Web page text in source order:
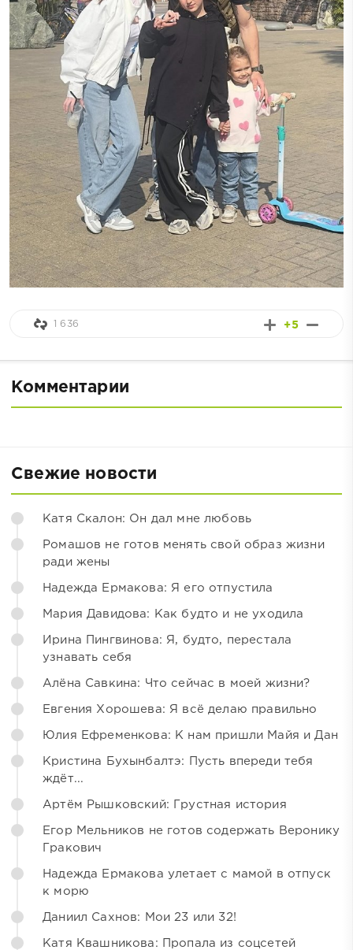
+5
1 636
Комментарии
Свежие новости
Катя Скалон: Он дал мне любовь
Ромашов не готов менять свой образ жизни
ради жены
Надежда Ермакова: Я его отпустила
Мария Давидова: Как будто и не уходила
Ирина Пингвинова: Я, будто, перестала
узнавать себя
Алёна Савкина: Что сейчас в моей жизни?
Евгения Хорошева: Я всё делаю правильно
Юлия Ефременкова: К нам пришли Майя и Дан
Кристина Бухынбалтэ: Пусть впереди тебя
ждёт...
Артём Рышковский: Грустная история
Егор Мельников не готов содержать Веронику
Гракович
Надежда Ермакова улетает с мамой в отпуск
к морю
Даниил Сахнов: Мои 23 или 32!
Катя Квашникова: Пропала из соцсетей